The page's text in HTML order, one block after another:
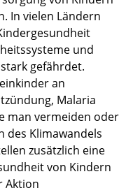
In vielen Ländern
und
gefährdet.
an
Malaria
man vermeiden oder
des Klimawandels
zusätzlich eine
von Kindern
Aktion